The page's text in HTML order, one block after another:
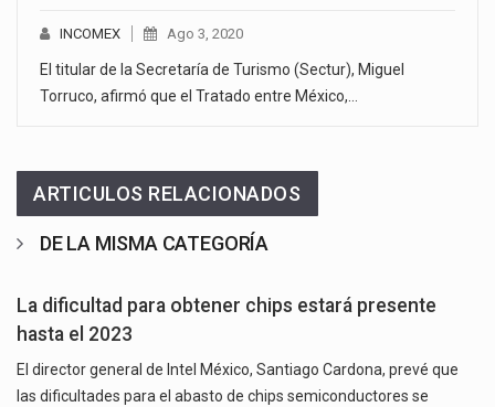
INCOMEX Ago 3, 2020
El titular de la Secretaría de Turismo (Sectur), Miguel
Torruco, afirmó que el Tratado entre México,…
ARTICULOS RELACIONADOS
DE LA MISMA CATEGORÍA
La dificultad para obtener chips estará presente
hasta el 2023
El director general de Intel México, Santiago Cardona, prevé que
las dificultades para el abasto de chips semiconductores se